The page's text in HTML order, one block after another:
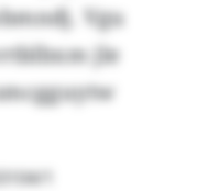
Vgu
jle
1